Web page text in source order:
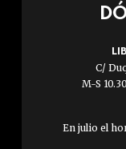
C/
M-S
En julio el